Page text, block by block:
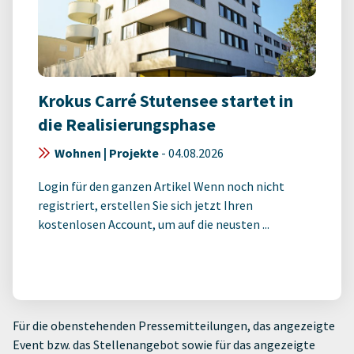
Krokus Carré Stutensee startet in
die Realisierungsphase
Wohnen | Projekte - 04.08.2026
Login für den ganzen Artikel Wenn noch nicht
registriert, erstellen Sie sich jetzt Ihren
kostenlosen Account, um auf die neusten ...
Für die obenstehenden Pressemitteilungen, das angezeigte
Event bzw. das Stellenangebot sowie für das angezeigte